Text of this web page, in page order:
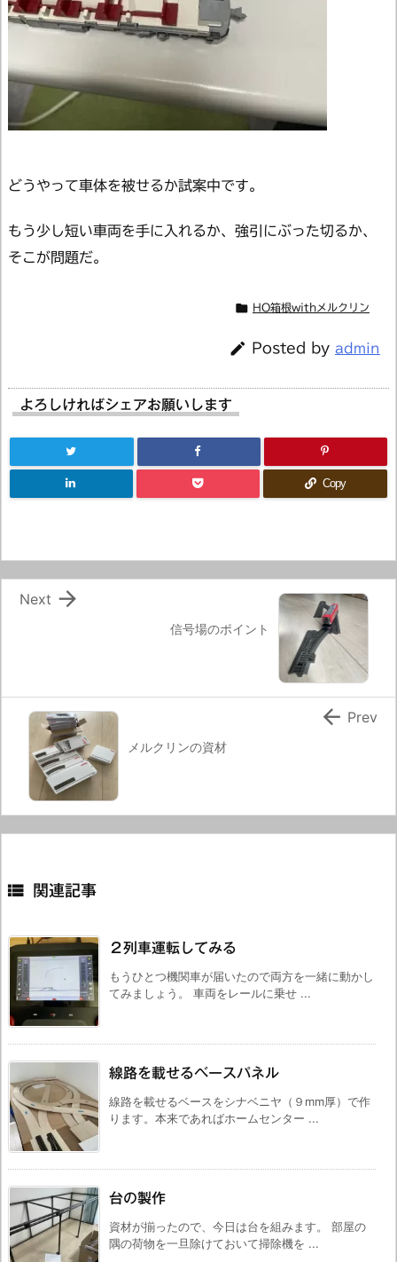
どうやって車体を被せるか試案中です。
もう少し短い車両を手に入れるか、強引にぶった切るか、
そこが問題だ。
 HO箱根withメルクリン
 Posted by admin
よろしければシェアお願いします
Copy
信号場のポイント

Next
メルクリンの資材
 Prev
 関連記事
２列車運転してみる
もうひとつ機関車が届いたので両方を一緒に動かし
てみましょう。 車両をレールに乗せ ...
線路を載せるベースパネル
線路を載せるベースをシナベニヤ（９mm厚）で作
ります。本来であればホームセンター ...
台の製作
資材が揃ったので、今日は台を組みます。 部屋の
隅の荷物を一旦除けておいて掃除機を ...